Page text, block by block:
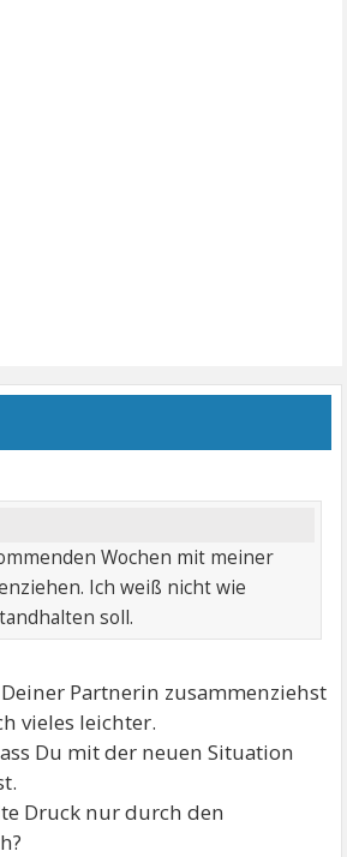
Wochen mit meiner
Ich weiß nicht wie
soll.
Partnerin zusammenziehst
vieles leichter.
Du mit der neuen Situation
Druck nur durch den